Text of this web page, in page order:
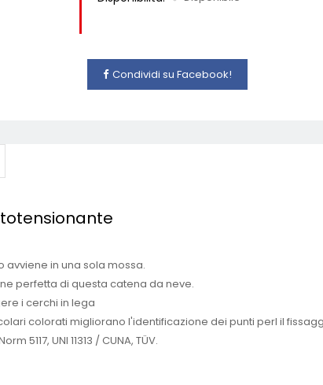
Condividi su Facebook!
in una sola mossa.
perfetta di questa catena da neve.
i cerchi in lega
colorati migliorano l'identificazione dei punti perl il
UNI 11313 / CUNA, TÜV.